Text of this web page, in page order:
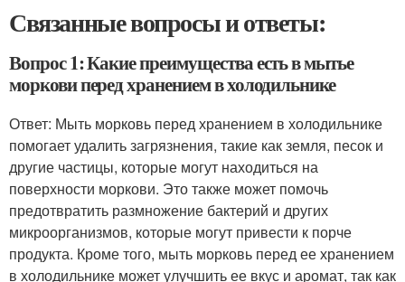
Связанные вопросы и ответы:
Вопрос 1: Какие преимущества есть в мытье
моркови перед хранением в холодильнике
Ответ: Мыть морковь перед хранением в холодильнике
помогает удалить загрязнения, такие как земля, песок и
другие частицы, которые могут находиться на
поверхности моркови. Это также может помочь
предотвратить размножение бактерий и других
микроорганизмов, которые могут привести к порче
продукта. Кроме того, мыть морковь перед ее хранением
в холодильнике может улучшить ее вкус и аромат, так как